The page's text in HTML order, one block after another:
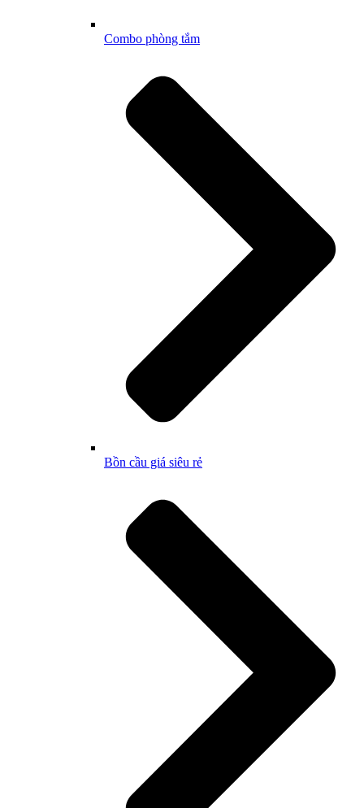
Combo phòng tắm
Bồn cầu giá siêu rẻ